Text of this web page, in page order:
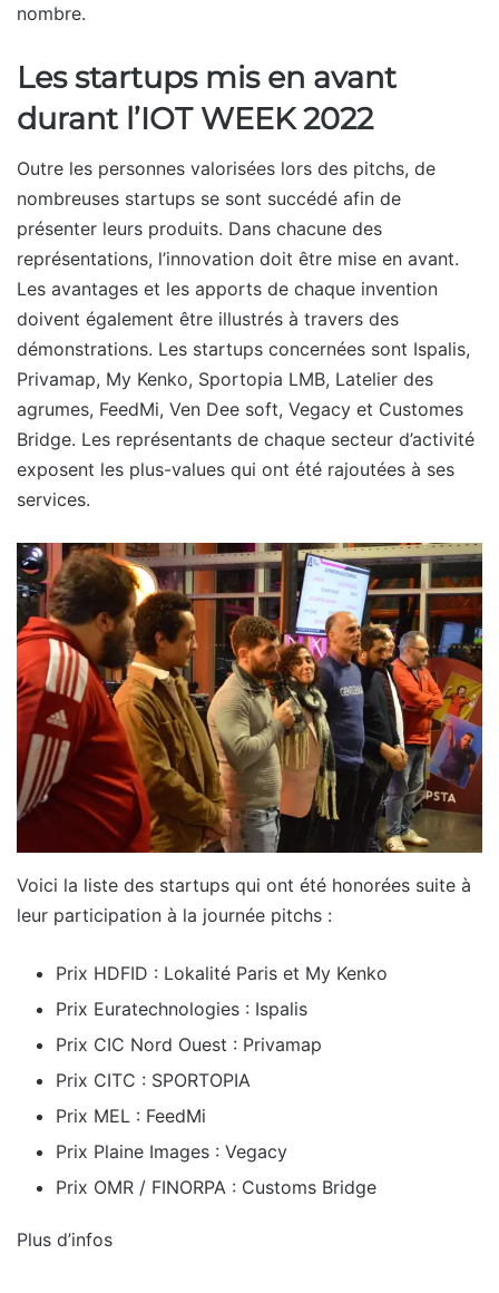
nombre.
Les startups mis en avant
durant l’IOT WEEK 2022
Outre les personnes valorisées lors des pitchs, de
nombreuses startups se sont succédé afin de
présenter leurs produits. Dans chacune des
représentations, l’innovation doit être mise en avant.
Les avantages et les apports de chaque invention
doivent également être illustrés à travers des
démonstrations. Les startups concernées sont Ispalis,
Privamap, My Kenko, Sportopia LMB, Latelier des
agrumes, FeedMi, Ven Dee soft, Vegacy et Customes
Bridge. Les représentants de chaque secteur d’activité
exposent les plus-values qui ont été rajoutées à ses
services.
Voici la liste des startups qui ont été honorées suite à
leur participation à la journée pitchs :
Prix HDFID : Lokalité Paris et My Kenko
Prix Euratechnologies : Ispalis
Prix CIC Nord Ouest : Privamap
Prix CITC : SPORTOPIA
Prix MEL : FeedMi
Prix Plaine Images : Vegacy
Prix OMR / FINORPA : Customs Bridge
Plus d’infos